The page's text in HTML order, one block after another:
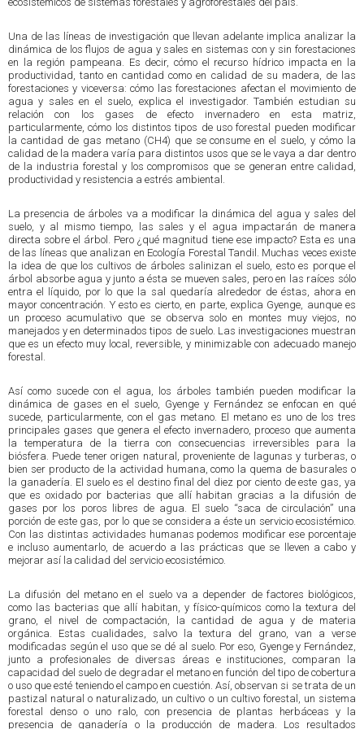
Una de las líneas de investigación que llevan adelante implica analizar la
dinámica de los flujos de agua y sales en sistemas con y sin forestaciones
en la región pampeana. Es decir, cómo el recurso hídrico impacta en la
productividad, tanto en cantidad como en calidad de su madera, de las
forestaciones y viceversa: cómo las forestaciones afectan el movimiento de
agua y sales en el suelo, explica el investigador. También estudian su
relación con los gases de efecto invernadero en esta matriz,
particularmente, cómo los distintos tipos de uso forestal pueden modificar
la cantidad de gas metano (CH4) que se consume en el suelo, y cómo la
calidad de la madera varía para distintos usos que se le vaya a dar dentro
de la industria forestal y los compromisos que se generan entre calidad,
productividad y resistencia a estrés ambiental.
La presencia de árboles va a modificar la dinámica del agua y sales del
suelo, y al mismo tiempo, las sales y el agua impactarán de manera
directa sobre el árbol. Pero ¿qué magnitud tiene ese impacto? Esta es una
de las líneas que analizan en Ecología Forestal Tandil. Muchas veces existe
la idea de que los cultivos de árboles salinizan el suelo, esto es porque el
árbol absorbe agua y junto a ésta se mueven sales, pero en las raíces sólo
entra el líquido, por lo que la sal quedaría alrededor de éstas, ahora en
mayor concentración. Y esto es cierto, en parte, explica Gyenge, aunque es
un proceso acumulativo que se observa solo en montes muy viejos, no
manejados y en determinados tipos de suelo. Las investigaciones muestran
que es un efecto muy local, reversible, y minimizable con adecuado manejo
forestal.
Así como sucede con el agua, los árboles también pueden modificar la
dinámica de gases en el suelo, Gyenge y Fernández se enfocan en qué
sucede, particularmente, con el gas metano. El metano es uno de los tres
principales gases que genera el efecto invernadero, proceso que aumenta
la temperatura de la tierra con consecuencias irreversibles para la
biósfera. Puede tener origen natural, proveniente de lagunas y turberas, o
bien ser producto de la actividad humana, como la quema de basurales o
la ganadería. El suelo es el destino final del diez por ciento de este gas, ya
que es oxidado por bacterias que allí habitan gracias a la difusión de
gases por los poros libres de agua. El suelo “saca de circulación” una
porción de este gas, por lo que se considera a éste un servicio ecosistémico.
Con las distintas actividades humanas podemos modificar ese porcentaje
e incluso aumentarlo, de acuerdo a las prácticas que se lleven a cabo y
mejorar así la calidad del servicio ecosistémico.
La difusión del metano en el suelo va a depender de factores biológicos,
como las bacterias que allí habitan, y físico-químicos como la textura del
grano, el nivel de compactación, la cantidad de agua y de materia
orgánica. Estas cualidades, salvo la textura del grano, van a verse
modificadas según el uso que se dé al suelo. Por eso, Gyenge y Fernández,
junto a profesionales de diversas áreas e instituciones, comparan la
capacidad del suelo de degradar el metano en función del tipo de cobertura
o uso que esté teniendo el campo en cuestión. Así, observan si se trata de un
pastizal natural o naturalizado, un cultivo o un cultivo forestal, un sistema
forestal denso o uno ralo, con presencia de plantas herbáceas y la
presencia de ganadería o la producción de madera. Los resultados